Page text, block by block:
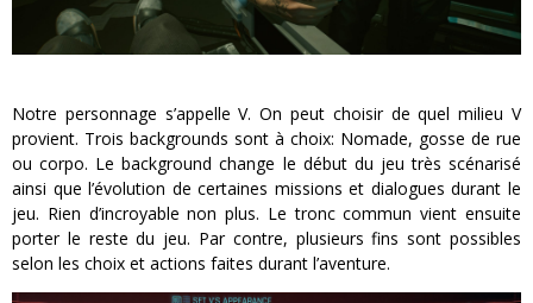
Notre personnage s’appelle V. On peut choisir de quel milieu V
provient. Trois backgrounds sont à choix: Nomade, gosse de rue
ou corpo. Le background change le début du jeu très scénarisé
ainsi que l’évolution de certaines missions et dialogues durant le
jeu. Rien d’incroyable non plus. Le tronc commun vient ensuite
porter le reste du jeu. Par contre, plusieurs fins sont possibles
selon les choix et actions faites durant l’aventure.